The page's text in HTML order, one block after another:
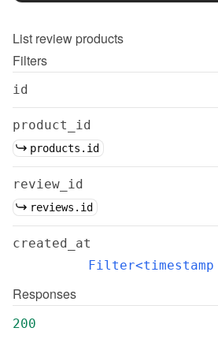
List review products
Filters
id
product_id
products.id
review_id
reviews.id
created_at
Responses
200